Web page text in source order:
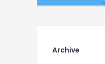
Archive